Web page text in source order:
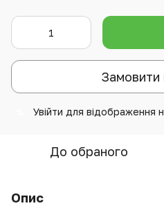
Увійти для відображення
До обраного
Опис